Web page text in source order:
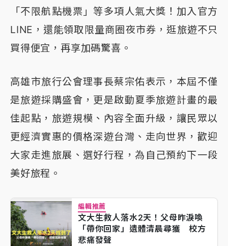
「不限航點機票」等多項人氣大獎！加入官方
LINE，還能領取限量商圈夜市券，逛旅遊不只
買得便宜，再享加碼驚喜。
高雄市旅行公會理事長蔡宗佑表示，本屆不僅
是旅遊採購盛會，更是啟動夏季旅遊計畫的最
佳起點，旅遊規模、內容全面升級，讓民眾以
更經濟實惠的價格深遊台灣、走向世界，歡迎
大家走進旅展、選好行程，為自己預約下一段
美好旅程。
編輯推薦
文大生救人落水2天！父母昨淚喚
「帶你回家」遺體清晨尋獲 校方
悲痛發聲